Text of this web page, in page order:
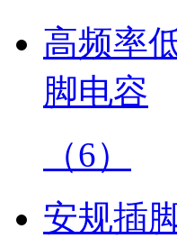
高频率
脚电容
（6）
安规插